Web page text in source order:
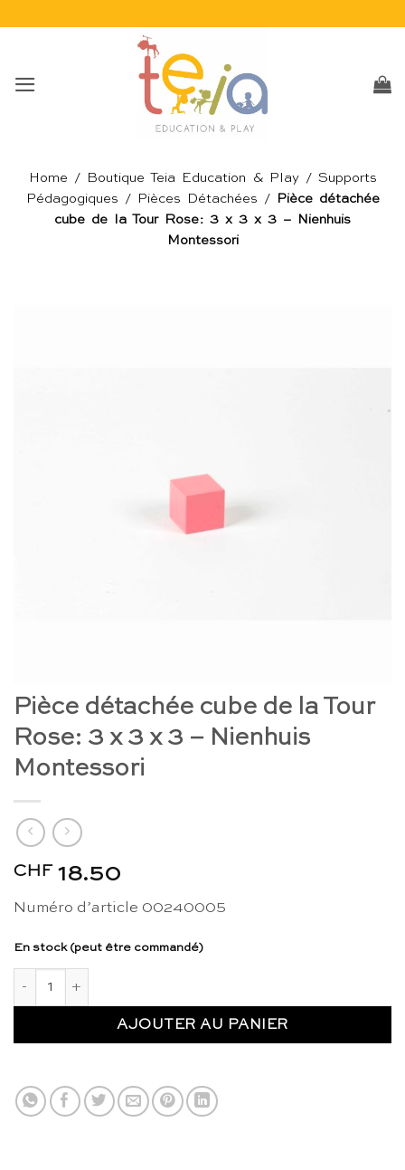
Home / Boutique Teia Education & Play/ Supports
Pédagogiques / Pièces Détachées /
Pièce détachée
cube de la Tour Rose: 3 x 3 x 3 – Nienhuis
Montessori
Pièce détachée cube de la Tour
Rose: 3 x 3 x 3 – Nienhuis
Montessori
CHF 18.50
Numéro d’article 00240005
En stock (peut être commandé)
AJOUTER AU PANIER